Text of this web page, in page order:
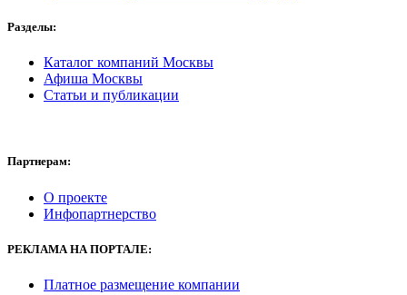
Разделы:
Каталог компаний Москвы
Афиша Москвы
Статьи и публикации
Партнерам:
О проекте
Инфопартнерство
РЕКЛАМА НА ПОРТАЛЕ:
Платное размещение компании